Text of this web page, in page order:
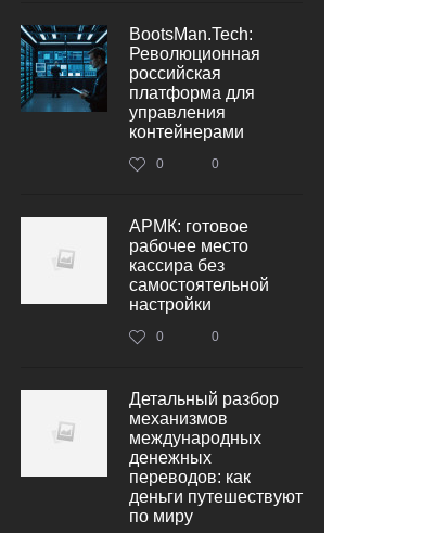
BootsMan.Tech:
Революционная
российская
платформа для
управления
контейнерами
0 0
АРМК: готовое
рабочее место
кассира без
самостоятельной
настройки
0 0
Детальный разбор
механизмов
международных
денежных
переводов: как
деньги путешествуют
по миру